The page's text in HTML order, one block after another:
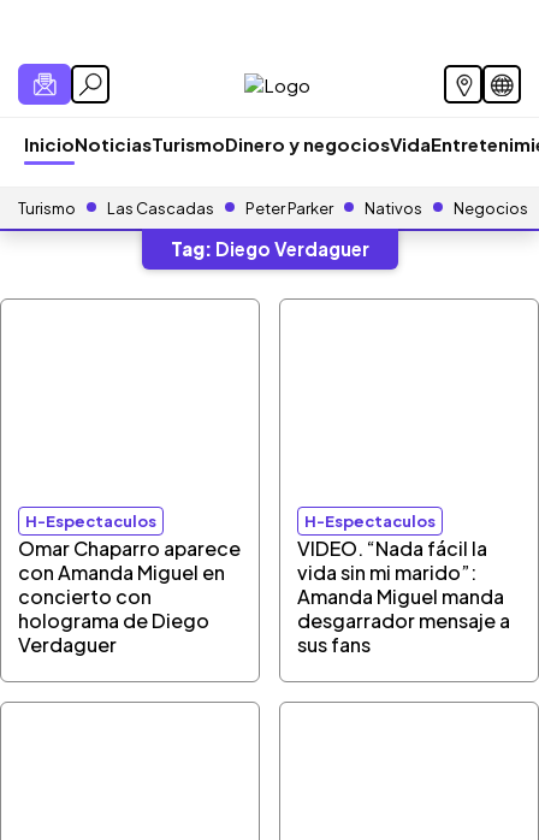
InicioNoticiasTurismoDinero y negociosVida
Turismo Las Cascadas Peter Parker Nativos Negocios
Tag: Diego Verdaguer
H-Espectaculos
Omar Chaparro aparece
con Amanda Miguel en
concierto con
holograma de Diego
Verdaguer
H-Espectaculos
VIDEO. “Nada fácil la
vida sin mi marido”:
Amanda Miguel manda
desgarrador mensaje a
sus fans